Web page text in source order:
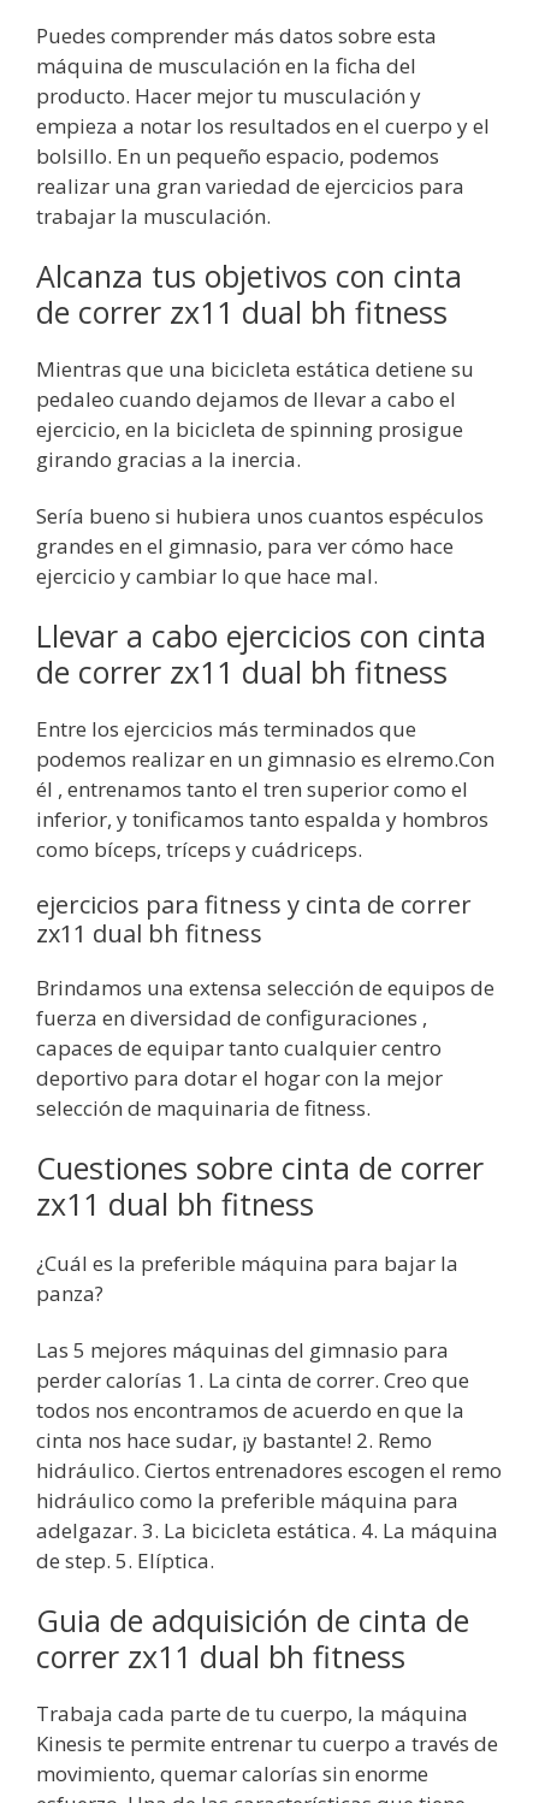
Puedes comprender más datos sobre esta
máquina de musculación en la ficha del
producto. Hacer mejor tu musculación y
empieza a notar los resultados en el cuerpo y el
bolsillo. En un pequeño espacio, podemos
realizar una gran variedad de ejercicios para
trabajar la musculación.
Alcanza tus objetivos con cinta
de correr zx11 dual bh fitness
Mientras que una bicicleta estática detiene su
pedaleo cuando dejamos de llevar a cabo el
ejercicio, en la bicicleta de spinning prosigue
girando gracias a la inercia.
Sería bueno si hubiera unos cuantos espéculos
grandes en el gimnasio, para ver cómo hace
ejercicio y cambiar lo que hace mal.
Llevar a cabo ejercicios con cinta
de correr zx11 dual bh fitness
Entre los ejercicios más terminados que
podemos realizar en un gimnasio es elremo.Con
él , entrenamos tanto el tren superior como el
inferior, y tonificamos tanto espalda y hombros
como bíceps, tríceps y cuádriceps.
ejercicios para fitness y cinta de correr
zx11 dual bh fitness
Brindamos una extensa selección de equipos de
fuerza en diversidad de configuraciones ,
capaces de equipar tanto cualquier centro
deportivo para dotar el hogar con la mejor
selección de maquinaria de fitness.
Cuestiones sobre cinta de correr
zx11 dual bh fitness
¿Cuál es la preferible máquina para bajar la
panza?
Las 5 mejores máquinas del gimnasio para
perder calorías 1. La cinta de correr. Creo que
todos nos encontramos de acuerdo en que la
cinta nos hace sudar, ¡y bastante! 2. Remo
hidráulico. Ciertos entrenadores escogen el remo
hidráulico como la preferible máquina para
adelgazar. 3. La bicicleta estática. 4. La máquina
de step. 5. Elíptica.
Guia de adquisición de cinta de
correr zx11 dual bh fitness
Trabaja cada parte de tu cuerpo, la máquina
Kinesis te permite entrenar tu cuerpo a través de
movimiento, quemar calorías sin enorme